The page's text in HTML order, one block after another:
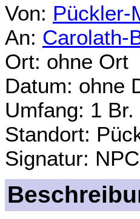
Von: Pückler-
An: Carolath-
Ort: ohne Ort
Datum: ohne
Umfang: 1 Br.
Standort:
Signatur: